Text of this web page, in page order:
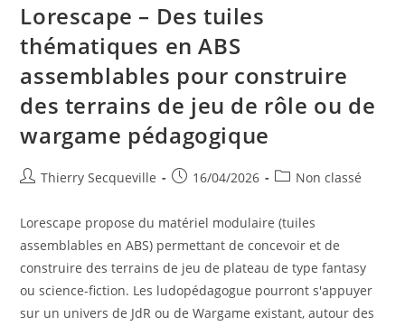
Lorescape – Des tuiles
thématiques en ABS
assemblables pour construire
des terrains de jeu de rôle ou de
wargame pédagogique
Auteur/autrice
la
publication :
Thierry Secqueville
Publication
16/04/2026
PostNon classé
Lorescape propose du matériel modulaire (tuiles
assemblables en ABS) permettant de concevoir et de
construire des terrains de jeu de plateau de type fantasy
ou science-fiction. Les ludopédagogue pourront s'appuyer
sur un univers de JdR ou de Wargame existant, autour des